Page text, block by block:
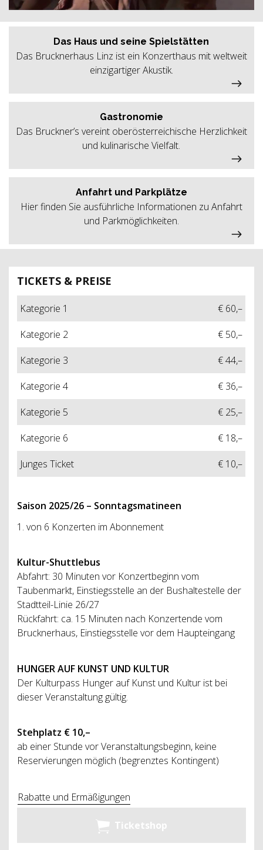
TICKETS & PREISE
Kategorie 1
€ 60,–
Kategorie 2
€ 50,–
Kategorie 3
€ 44,–
Kategorie 4
€ 36,–
Kategorie 5
€ 25,–
Kategorie 6
€ 18,–
Junges Ticket
€ 10,–
Saison 2025/26 – Sonntagsmatineen
1. von 6 Konzerten im Abonnement
Kultur-Shuttlebus
Abfahrt: 30 Minuten vor Konzertbeginn vom
Taubenmarkt, Einstiegsstelle an der Bushaltestelle der
Stadtteil-Linie 26/27
Rückfahrt: ca. 15 Minuten nach Konzertende vom
Brucknerhaus, Einstiegsstelle vor dem Haupteingang
HUNGER AUF KUNST UND KULTUR
Der Kulturpass Hunger auf Kunst und Kultur ist bei
dieser Veranstaltung gültig.
Stehplatz € 10,–
ab einer Stunde vor Veranstaltungsbeginn, keine
Reservierungen möglich (begrenztes Kontingent)
Rabatte und Ermäßigungen
Ticketshop
Das Haus und seine Spielstätten
Das Brucknerhaus Linz ist ein Konzerthaus mit weltweit
einzigartiger Akustik.
Gastronomie
Das Bruckner’s vereint oberösterreichische Herzlichkeit
und kulinarische Vielfalt.
Anfahrt und Parkplätze
Hier finden Sie ausführliche Informationen zu Anfahrt
und Parkmöglichkeiten.